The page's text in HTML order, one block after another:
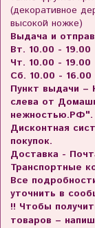
(декоративное
высокой ножке)
Выдача и
Вт. 10.00 - 19.00
Чт. 10.00 - 19.00
Сб. 10.00 - 16.00
Пункт выдачи –
слева от
нежностью.РФ".
Дисконтная
покупок.
Доставка -
Транспортные
Все
уточнить в
!! Чтобы
товаров –